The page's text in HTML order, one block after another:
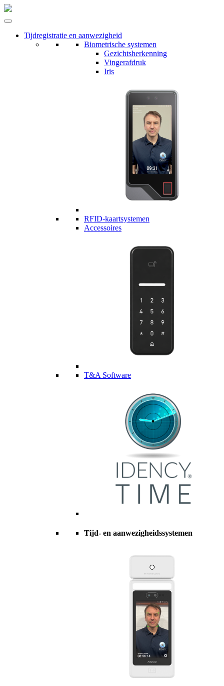
Tijdregistratie en aanwezigheid
Biometrische systemen
Gezichtsherkenning
Vingerafdruk
Iris
RFID-kaartsystemen
Accessoires
T&A Software
Tijd- en aanwezigheidssystemen